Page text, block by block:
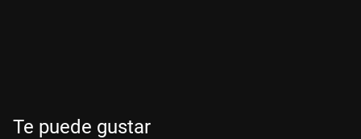
Te puede gustar